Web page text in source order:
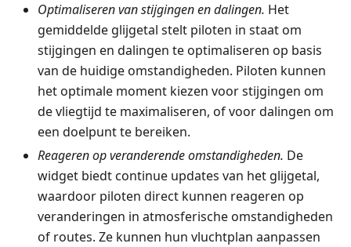
Optimaliseren van stijgingen en dalingen. Het
gemiddelde glijgetal stelt piloten in staat om
stijgingen en dalingen te optimaliseren op basis
van de huidige omstandigheden. Piloten kunnen
het optimale moment kiezen voor stijgingen om
de vliegtijd te maximaliseren, of voor dalingen om
een doelpunt te bereiken.
Reageren op veranderende omstandigheden. De
widget biedt continue updates van het glijgetal,
waardoor piloten direct kunnen reageren op
veranderingen in atmosferische omstandigheden
of routes. Ze kunnen hun vluchtplan aanpassen